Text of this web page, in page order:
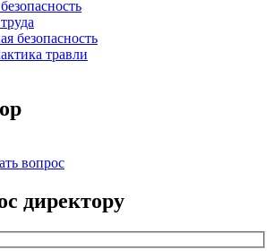
безопасность
травли
вопрос
директору